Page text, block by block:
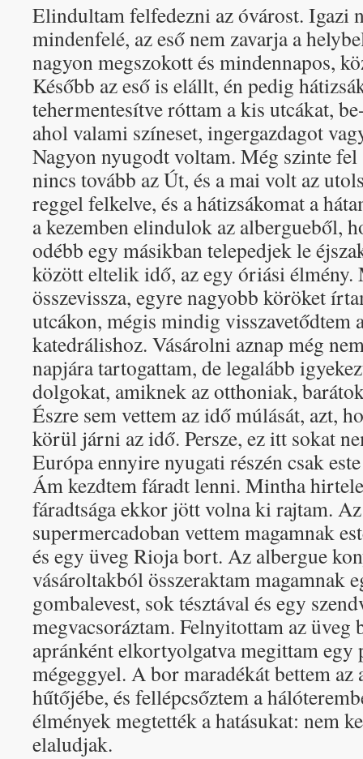
Elindultam felfedezni az óvárost. Igazi
mindenfelé, az eső nem zavarja a
nagyon megszokott és mindennapos,
Később az eső is elállt, én pedig
tehermentesítve róttam a kis utcákat,
ahol valami színeset, ingergazdagot
Nagyon nyugodt voltam. Még szinte
nincs tovább az Út, és a mai volt az
reggel felkelve, és a hátizsákomat a
a kezemben elindulok az albergueből,
odébb egy másikban telepedjek le
között eltelik idő, az egy óriási élmény.
összevissza, egyre nagyobb köröket
utcákon, mégis mindig visszavetődtem
katedrálishoz. Vásárolni aznap még
napjára tartogattam, de legalább
dolgokat, amiknek az otthoniak,
Észre sem vettem az idő múlását, azt,
körül járni az idő. Persze, ez itt sokat
Európa ennyire nyugati részén csak
Ám kezdtem fáradt lenni. Mintha
fáradtsága ekkor jött volna ki rajtam.
supermercadoban vettem magamnak
és egy üveg Rioja bort. Az albergue
vásároltakból összeraktam magamnak
gombalevest, sok tésztával és egy
megvacsoráztam. Felnyitottam az üveg
apránként elkortyolgatva megittam egy
mégeggyel. A bor maradékát bettem
hűtőjébe, és fellépcsőztem a
élmények megtették a hatásukat: nem
elaludjak.